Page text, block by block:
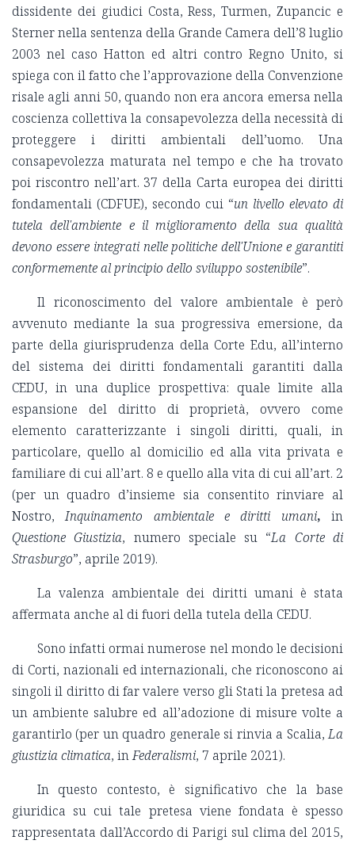
dissidente dei giudici Costa, Ress, Turmen, Zupancic e
Sterner nella sentenza della Grande Camera dell’8 luglio
2003 nel caso Hatton ed altri contro Regno Unito, si
spiega con il fatto che l’approvazione della Convenzione
risale agli anni 50, quando non era ancora emersa nella
coscienza collettiva la consapevolezza della necessità di
proteggere i diritti ambientali dell’uomo. Una
consapevolezza maturata nel tempo e che ha trovato
poi riscontro nell’art. 37 della Carta europea dei diritti
fondamentali (CDFUE), secondo cui “un livello elevato di
tutela dell'ambiente e il miglioramento della sua qualità
devono essere integrati nelle politiche dell'Unione e garantiti
conformemente al principio dello sviluppo sostenibile”.
Il riconoscimento del valore ambientale è però
avvenuto mediante la sua progressiva emersione, da
parte della giurisprudenza della Corte Edu, all’interno
del sistema dei diritti fondamentali garantiti dalla
CEDU, in una duplice prospettiva: quale limite alla
espansione del diritto di proprietà, ovvero come
elemento caratterizzante i singoli diritti, quali, in
particolare, quello al domicilio ed alla vita privata e
familiare di cui all’art. 8 e quello alla vita di cui all’art. 2
(per un quadro d’insieme sia consentito rinviare al
Nostro, Inquinamento ambientale e diritti umani,in
Questione Giustizia, numero speciale su “La Corte di
Strasburgo”, aprile 2019).
La valenza ambientale dei diritti umani è stata
affermata anche al di fuori della tutela della CEDU.
Sono infatti ormai numerose nel mondo le decisioni
di Corti, nazionali ed internazionali, che riconoscono ai
singoli il diritto di far valere verso gli Stati la pretesa ad
un ambiente salubre ed all’adozione di misure volte a
garantirlo (per un quadro generale si rinvia a Scalia,La
giustizia climatica, inFederalismi, 7 aprile 2021).
In questo contesto, è significativo che la base
giuridica su cui tale pretesa viene fondata è spesso
rappresentata dall’Accordo di Parigi sul clima del 2015,